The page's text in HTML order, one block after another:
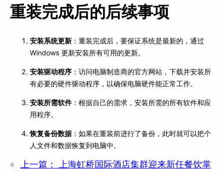
重装完成后的后续事项
安装系统更新 ：重装完成后，要保证系统是最新的，通过
Windows 更新安装所有可用的更新。
安装驱动程序 ：访问电脑制造商的官方网站，下载并安装所
有必要的硬件驱动程序，以确保电脑硬件能正常工作。
安装所需软件：根据自己的需求，安装所需的所有软件和应
用程序。
恢复备份数据：如果在重装前进行了备份，此时就可以把个
人文件和数据恢复到电脑中。
« 上一篇：
上海虹桥国际酒店集群迎来新任餐饮掌